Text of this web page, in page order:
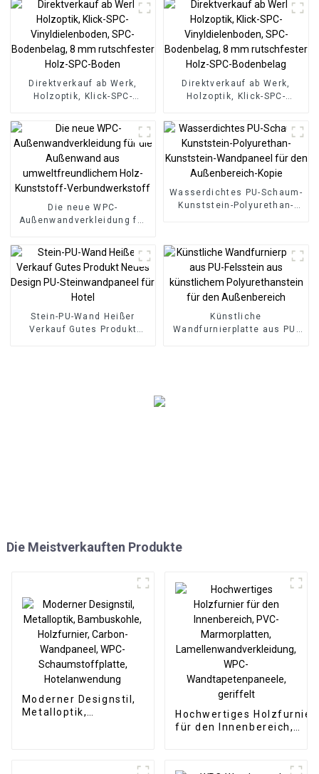
Direktverkauf ab Werk,
Holzoptik, Klick-SPC-
Bodenbelag, 8 mm
rutschfester Holz-SPC-
Boden
Direktverkauf ab Werk,
Holzoptik, Klick-SPC-
Bodenbelag, 8 mm
rutschfester Holz-SPC-
Bodenbelag
Die neue WPC-
Außenwandverkleidung für
umweltfreundlichem Holz-
Kunststoff-
Verbundwerkstoff
Wasserdichtes PU-Schaum-
Kunststein-Polyurethan-
Stein-PU-Wand Heißer
Verkauf Gutes Produkt
Künstliche
Wandfurnierplatte aus PU-
Die Meistverkauften Produkte
Moderner Designstil,
Metalloptik,
Hochwertiges Holzfurnier
für den Innenbereich,